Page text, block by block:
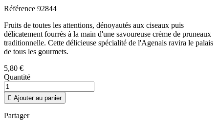
Référence 92844
Fruits de toutes les attentions, dénoyautés aux ciseaux puis
délicatement fourrés à la main d'une savoureuse crème de pruneaux
traditionnelle. Cette délicieuse spécialité de l'Agenais ravira le palais
de tous les gourmets.
5,80 €
Quantité
 Ajouter au panier
Partager